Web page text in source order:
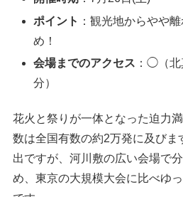
ポイント ：観光地からやや
め！
会場までのアクセス ：◯（
分）
花火と祭りが一体となった迫力
数は全国有数の約2万発に及びま
出ですが、河川敷の広い会場で
め、東京の大規模大会に比べゆ